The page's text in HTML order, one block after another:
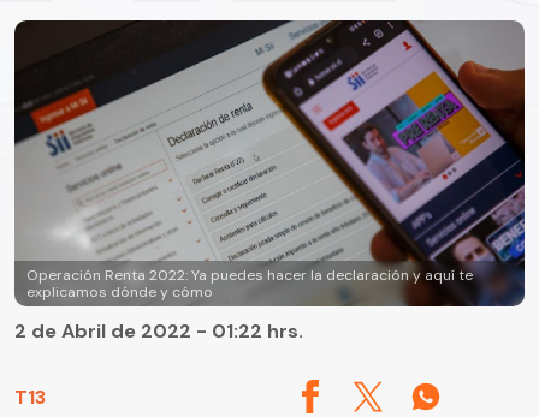
Operación Renta 2022: Ya puedes hacer la declaración y aquí te
explicamos dónde y cómo
T13
2 de Abril de 2022 - 01:22 hrs.